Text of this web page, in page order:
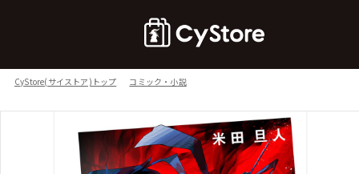
CyStore(サイストア)トップ コミック・小説